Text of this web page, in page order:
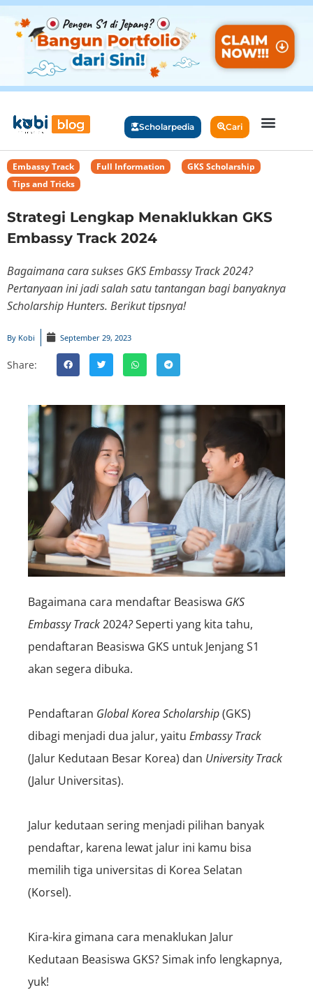
Scholarpedia Cari
Embassy Track Full Information GKS Scholarship
Tips and Tricks
Strategi Lengkap Menaklukkan GKS
Embassy Track 2024
Bagaimana cara sukses GKS Embassy Track 2024?
Pertanyaan ini jadi salah satu tantangan bagi banyaknya
Scholarship Hunters. Berikut tipsnya!
By Kobi September 29, 2023
Share:
Bagaimana cara mendaftar Beasiswa GKS
Embassy Track2024?Seperti yang kita tahu,
pendaftaran Beasiswa GKS untuk Jenjang S1
akan segera dibuka.
Pendaftaran Global Korea Scholarship(GKS)
dibagi menjadi dua jalur, yaitu Embassy Track
(Jalur Kedutaan Besar Korea) dan University Track
(Jalur Universitas).
Jalur kedutaan sering menjadi pilihan banyak
pendaftar, karena lewat jalur ini kamu bisa
memilih tiga universitas di Korea Selatan
(Korsel).
Kira-kira gimana cara menaklukan Jalur
Kedutaan Beasiswa GKS? Simak info lengkapnya,
yuk!